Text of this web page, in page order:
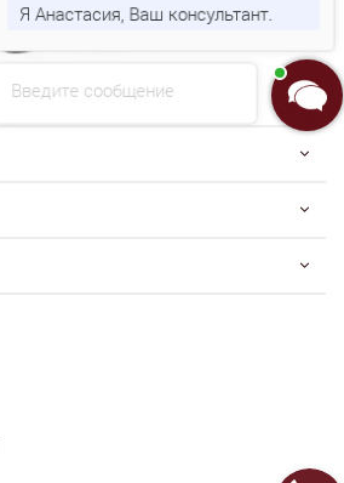
Введите сообщение
Я Анастасия, Ваш консультант.